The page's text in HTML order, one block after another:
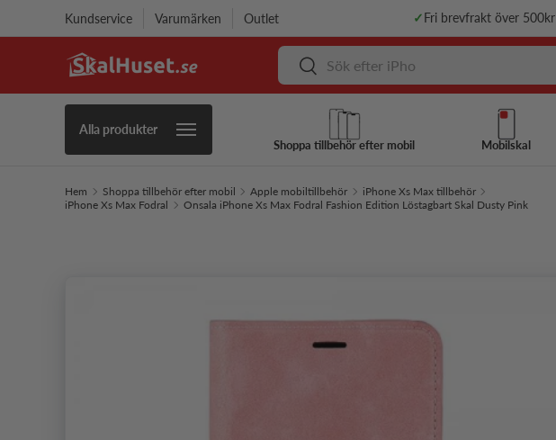
Kundservice Varumärken Outlet ✓ Fri brevfrakt över 500kr
Sök Sök
Alla produkter
Shoppa tillbehör efter mobil Mobilskal
Hem Shoppa tillbehör efter mobil Apple mobiltillbehör
iPhone Xs Max tillbehör
iPhone Xs Max Fodral
Onsala iPhone Xs Max Fodral Fashion Edition Löstagbart Skal Dusty Pink